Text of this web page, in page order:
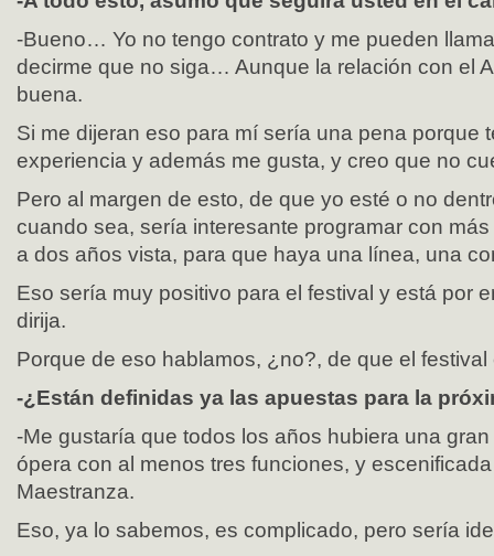
-Bueno… Yo no tengo contrato y me pueden
decirme que no siga… Aunque la relación con el
buena.
Si me dijeran eso para mí sería una pena porque
experiencia y además me gusta, y creo que no
Pero al margen de esto, de que yo esté o no
cuando sea, sería interesante programar con
a dos años vista, para que haya una línea, una
Eso sería muy positivo para el festival y está por
dirija.
Porque de eso hablamos, ¿no?, de que el festival
-¿Están definidas ya las apuestas para la
-Me gustaría que todos los años hubiera una
ópera con al menos tres funciones, y
Maestranza.
Eso, ya lo sabemos, es complicado, pero sería